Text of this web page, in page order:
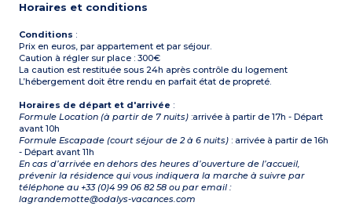
Horaires et conditions
Conditions :
Prix en euros, par appartement et par séjour.
Caution à régler sur place : 300€
La caution est restituée sous 24h après contrôle du logement
L’hébergement doit être rendu en parfait état de propreté.
Horaires de départ et d'arrivée :
Formule Location (à partir de 7 nuits) :arrivée à partir de 17h - Départ
avant 10h
Formule Escapade (court séjour de 2 à 6 nuits) : arrivée à partir de 16h
- Départ avant 11h
En cas d’arrivée en dehors des heures d’ouverture de l’accueil,
prévenir la résidence qui vous indiquera la marche à suivre par
téléphone au +33 (0)4 99 06 82 58 ou par email :
lagrandemotte@odalys-vacances.com